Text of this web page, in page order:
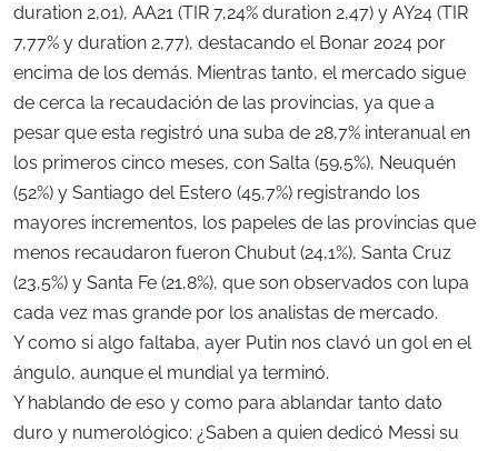
duration 2,01), AA21 (TIR 7,24% duration 2,47) y AY24 (TIR
7,77% y duration 2,77), destacando el Bonar 2024 por
encima de los demás. Mientras tanto, el mercado sigue
de cerca la recaudación de las provincias, ya que a
pesar que esta registró una suba de 28,7% interanual en
los primeros cinco meses, con Salta (59,5%), Neuquén
(52%) y Santiago del Estero (45,7%) registrando los
mayores incrementos, los papeles de las provincias que
menos recaudaron fueron Chubut (24,1%), Santa Cruz
(23,5%) y Santa Fe (21,8%), que son observados con lupa
cada vez mas grande por los analistas de mercado.
Y como si algo faltaba, ayer Putin nos clavó un gol en el
ángulo, aunque el mundial ya terminó.
Y hablando de eso y como para ablandar tanto dato
duro y numerológico: ¿Saben a quien dedicó Messi su